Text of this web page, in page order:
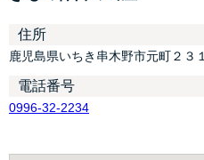
住所
鹿児島県いちき串木野市元町２３１
電話番号
0996-32-2234